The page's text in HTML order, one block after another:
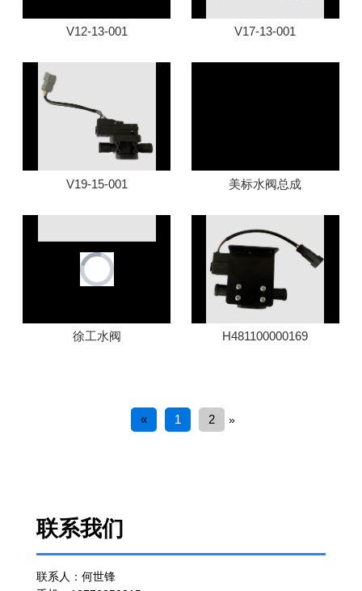
V12-13-001 V17-13-001
V19-15-001 美标水阀总成
徐工水阀 H481100000169
« 1 2 »
联系我们
联系人：何世锋